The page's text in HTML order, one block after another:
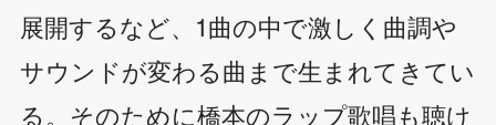
展開するなど、1曲の中で激しく曲調や
サウンドが変わる曲まで生まれてきてい
る。そのために橋本のラップ歌唱も聴け